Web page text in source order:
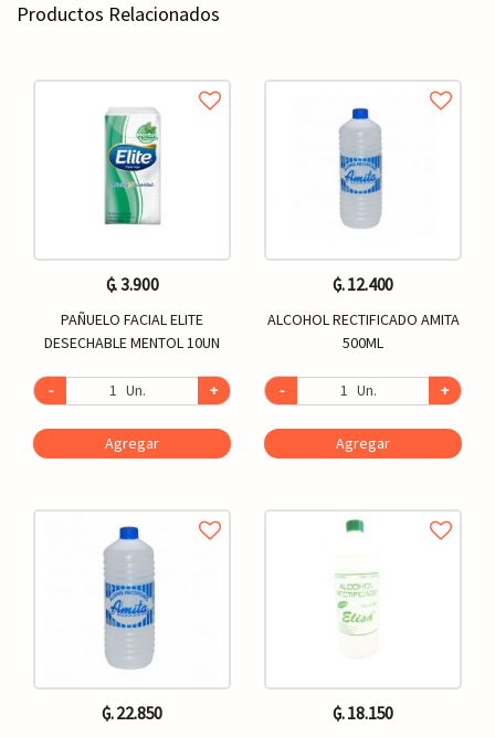
Productos Relacionados
₲. 3.900
PAÑUELO FACIAL ELITE
DESECHABLE MENTOL 10UN
- Un. +
Agregar
₲. 22.850
₲. 12.400
ALCOHOL RECTIFICADO AMITA
500ML
- Un. +
Agregar
₲. 18.150